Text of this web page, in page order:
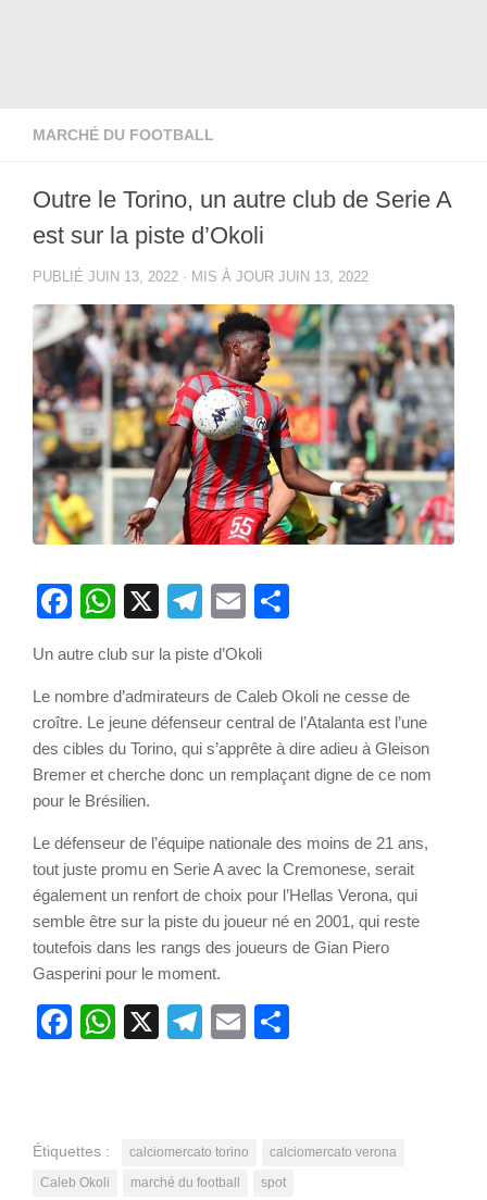
MARCHÉ DU FOOTBALL
Outre le Torino, un autre club de Serie A
est sur la piste d’Okoli
PUBLIÉ JUIN 13, 2022 · MIS À JOUR JUIN 13, 2022
Facebook
WhatsApp
X Telegram
Email
Un autre club sur la piste d’Okoli
Le nombre d’admirateurs de Caleb Okoli ne cesse de
croître. Le jeune défenseur central de l’Atalanta est l’une
des cibles du Torino, qui s’apprête à dire adieu à Gleison
Bremer et cherche donc un remplaçant digne de ce nom
pour le Brésilien.
Le défenseur de l’équipe nationale des moins de 21 ans,
tout juste promu en Serie A avec la Cremonese, serait
également un renfort de choix pour l’Hellas Verona, qui
semble être sur la piste du joueur né en 2001, qui reste
toutefois dans les rangs des joueurs de Gian Piero
Gasperini pour le moment.
Facebook
WhatsApp
X Telegram
Email
Étiquettes : calciomercato torino
calciomercato verona
Caleb Okoli
marché du football spot